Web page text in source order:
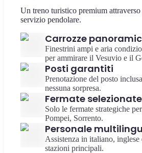
Un treno turistico premium
servizio pendolare.
Carrozze
Finestrini ampi e aria
per ammirare il Vesuvio e il
Posti garantiti
Prenotazione del posto
nessuna sorpresa.
Fermate selezionate
Solo le fermate strategiche
Pompei, Sorrento.
Personale
Assistenza in italiano,
stazioni principali.